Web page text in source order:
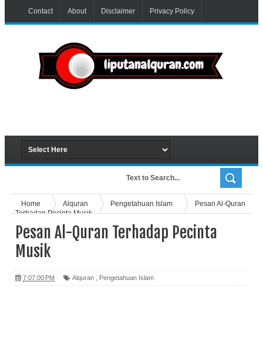
Contact About Disclaimer Privacy Policy
Home Alquran Pengetahuan Islam
Pesan Al-Quran
Terhadap Pecinta Musik
Pesan Al-Quran Terhadap Pecinta
Musik
7:07:00 PM Alquran Pengetahuan Islam